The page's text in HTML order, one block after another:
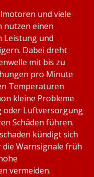
und viele
nutzen einen
Leistung und
Dabei dreht
mit bis zu
pro Minute
Temperaturen
kleine Probleme
oder Luftversorgung
Schäden führen.
kündigt sich
die Warnsignale früh
vermeiden.